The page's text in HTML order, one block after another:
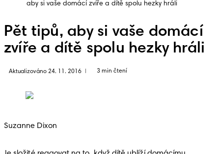
aby si vaše domácí zvíře a dítě spolu hezky hráli
Pět tipů, aby si vaše domácí
zvíře a dítě spolu hezky hráli
Aktualizováno 24. 11. 2016 3 min čtení
Suzanne Dixon